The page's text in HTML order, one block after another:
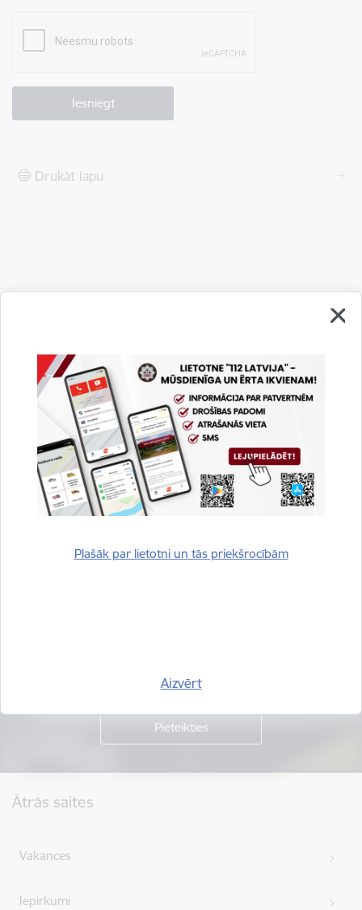
Plašāk par lietotni un tās priekšrocībām
Aizvērt
Drukāt lapu
Vai šī informācija bija noderīga?
Sniegt atsauksmi
Ātrās saites
Vakances
Iepirkumi